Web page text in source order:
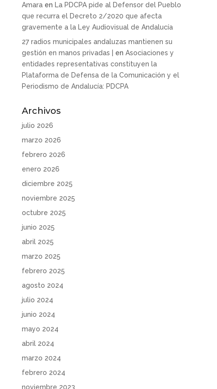
Amaraen La PDCPA pide al Defensor del Pueblo
que recurra el Decreto 2/2020 que afecta
gravemente a la Ley Audiovisual de Andalucía
27 radios municipales andaluzas mantienen su
gestión en manos privadas |
en Asociaciones y
entidades representativas constituyen la
Plataforma de Defensa de la Comunicación y el
Periodismo de Andalucía: PDCPA
Archivos
julio 2026
marzo 2026
febrero 2026
enero 2026
diciembre 2025
noviembre 2025
octubre 2025
junio 2025
abril 2025
marzo 2025
febrero 2025
agosto 2024
julio 2024
junio 2024
mayo 2024
abril 2024
marzo 2024
febrero 2024
noviembre 2023